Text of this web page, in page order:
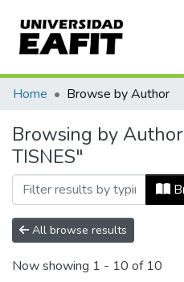
Communities & Collections
All of DSpace
Home Browse by Author
Browsing by
TISNES"
All browse results
Now showing 1 - 10 of 10